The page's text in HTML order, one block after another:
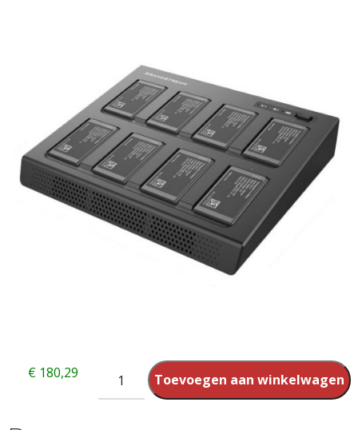
Toevoegen aan winkelwagen
€ 180,29